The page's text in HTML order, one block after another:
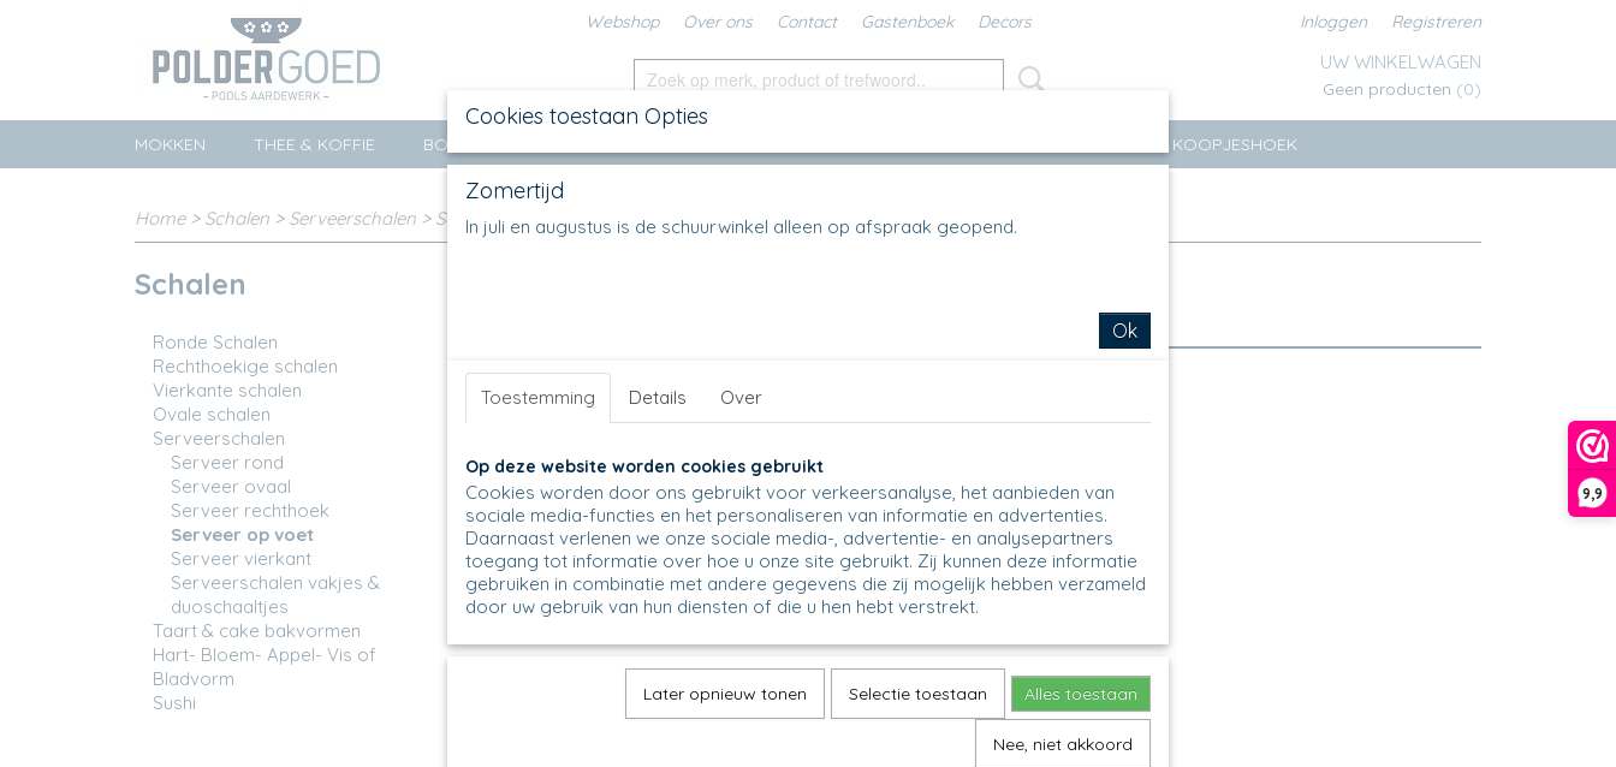
9,9
Webshop Over ons Contact Gastenboek Decors Inloggen Registreren
UW WINKELWAGEN
Geen producten (0)
MOKKEN THEE & KOFFIE BORDEN KOOPJESHOEK
Home> Schalen > Serveerschalen > Serveer op voet
Schalen
Ronde Schalen
Rechthoekige schalen
Vierkante schalen
Ovale schalen
Serveerschalen
Serveer rond
Serveer ovaal
Serveer rechthoek
Serveer op voet
Serveer vierkant
Serveerschalen vakjes &
duoschaaltjes
Taart & cake bakvormen
Hart- Bloem- Appel- Vis of
Bladvorm
Sushi
148 - Taartplateau - 2921
Taartplateau Model: 148 Decor: 2921X
Cookies toestaan Opties
Zomertijd
In juli en augustus is de schuurwinkel alleen op afspraak geopend.
Ok
Toestemming Details Over
Op deze website worden cookies gebruikt
Cookies worden door ons gebruikt voor verkeersanalyse, het aanbieden van
sociale media-functies en het personaliseren van informatie en advertenties.
Daarnaast verlenen we onze sociale media-, advertentie- en analysepartners
toegang tot informatie over hoe u onze site gebruikt. Zij kunnen deze informatie
gebruiken in combinatie met andere gegevens die zij mogelijk hebben verzameld
door uw gebruik van hun diensten of die u hen hebt verstrekt.
Later opnieuw tonen Selectie toestaan Alles toestaan
Nee, niet akkoord